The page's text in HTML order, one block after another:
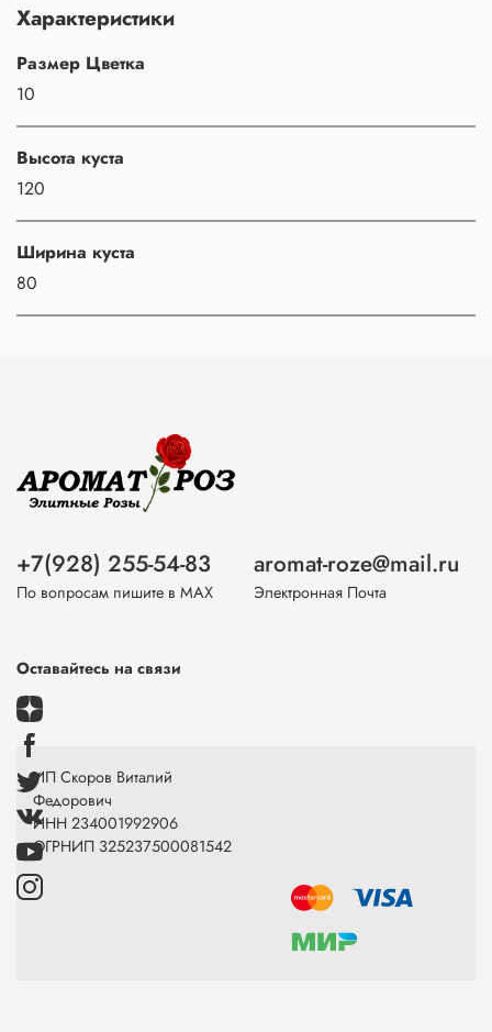
Характеристики
Размер Цветка
10
Высота куста
120
Ширина куста
80
+7(928) 255-54-83
По вопросам пишите в МАХ
aromat-roze@mail.ru
Электронная Почта
Оставайтесь на связи
ИП Скоров Виталий
Федорович
ИНН 234001992906
ОГРНИП 325237500081542